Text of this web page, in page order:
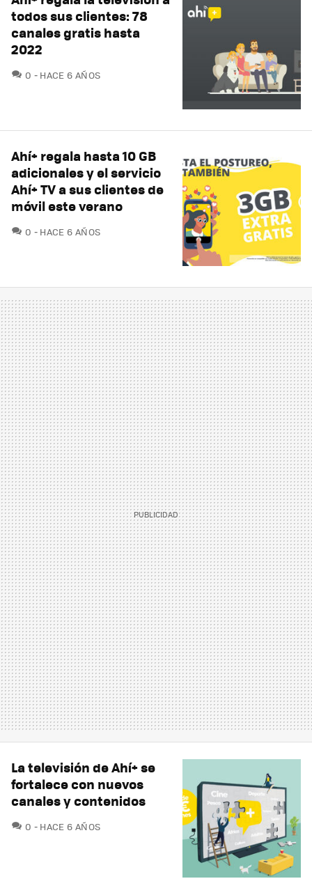
todos sus clientes: 78
canales gratis hasta
2022
0 COMENTARIOS
HACE 6 AÑOS
Ahí+ regala hasta 10 GB
adicionales y el servicio
Ahí+ TV a sus clientes de
móvil este verano
0 COMENTARIOS
HACE 6 AÑOS
La televisión de Ahí+ se
fortalece con nuevos
canales y contenidos
0 COMENTARIOS
HACE 6 AÑOS